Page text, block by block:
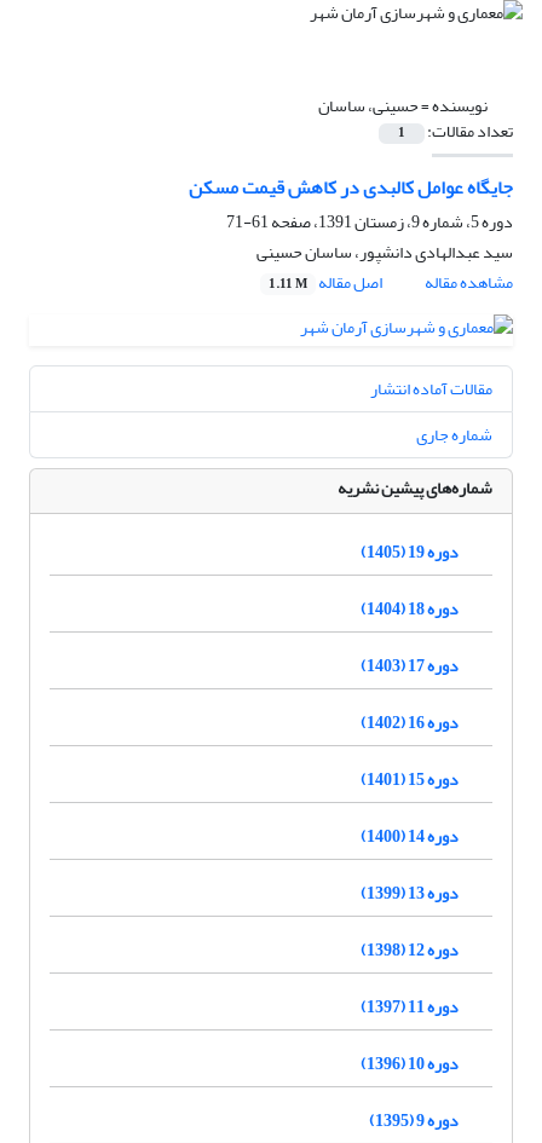
نویسنده =حسینی، ساسان
تعداد مقالات: 1
جایگاه عوامل کالبدی در کاهش قیمت مسکن
دوره 5، شماره 9، زمستان 1391، صفحه
61-71
سید عبدالهادی دانشپور، ساسان حسینی
مشاهده مقاله
اصل مقاله 1.11 M
مقالات آماده انتشار
شماره جاری
شماره‌های پیشین نشریه
دوره 19 (1405)
دوره 18 (1404)
دوره 17 (1403)
دوره 16 (1402)
دوره 15 (1401)
دوره 14 (1400)
دوره 13 (1399)
دوره 12 (1398)
دوره 11 (1397)
دوره 10 (1396)
دوره 9 (1395)